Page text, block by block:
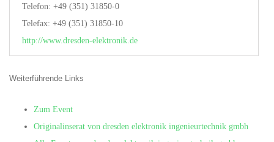
Telefon: +49 (351) 31850-0
Telefax: +49 (351) 31850-10
http://www.dresden-elektronik.de
Weiterführende Links
Zum Event
Originalinserat von dresden elektronik ingenieurtechnik gmbh